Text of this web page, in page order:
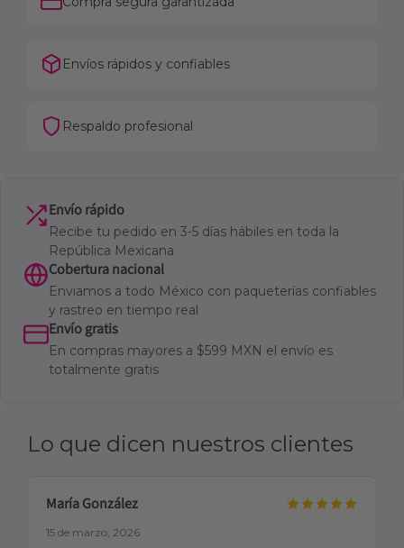
Envíos rápidos y confiables
Respaldo profesional
Envío rápido
Recibe tu pedido en 3-5 días hábiles en toda la
República Mexicana
Cobertura nacional
Enviamos a todo México con paqueterías confiables
y rastreo en tiempo real
Envío gratis
En compras mayores a $599 MXN el envío es
totalmente gratis
Lo que dicen nuestros clientes
María González
15 de marzo, 2026